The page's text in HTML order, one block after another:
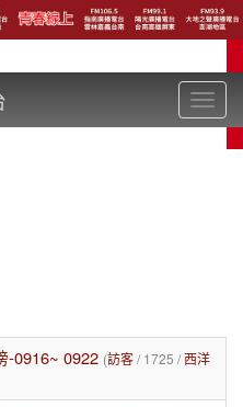
-0916~ 0922 (訪客/ 1725 /西洋